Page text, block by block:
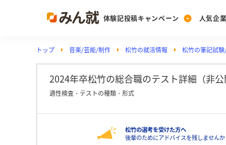
体験記投稿キャンペーン
Post
投稿する
人気企
Ranking
ランキングを見る
Vote
投票する
PickUp
注目の企業特集
トップ 音楽/芸能/制作 松竹の就活情報 松竹の筆記試
2024年卒松竹の総合職のテスト詳細（非
適性検査・テストの種類・形式
松竹の選考を受けた方へ
後輩のためにアドバイスを残しません